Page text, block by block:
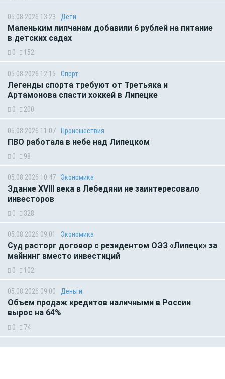
05.08.2026 13:23 Дети
Маленьким липчанам добавили 6 рублей на питание
в детских садах
0 152
05.08.2026 12:15 Спорт
Легенды спорта требуют от Третьяка и
Артамонова спасти хоккей в Липецке
0 200
05.08.2026 11:07 Происшествия
ПВО работала в небе над Липецком
0 98
05.08.2026 10:47 Экономика
Здание XVIII века в Лебедяни не заинтересовало
инвесторов
0 328
05.08.2026 09:01 Экономика
Суд расторг договор с резидентом ОЭЗ «Липецк» за
майнинг вместо инвестиций
0 102
05.08.2026 09:00 Деньги
Объем продаж кредитов наличными в России
вырос на 64%
0 74